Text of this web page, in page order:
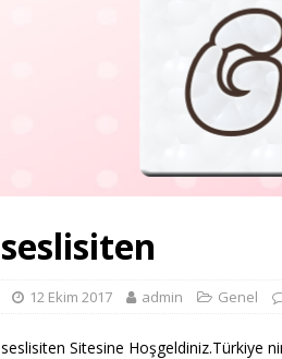
seslisiten
12 Ekim 2017 admin Genel
seslisiten Sitesine Hoşgeldiniz.Türkiye